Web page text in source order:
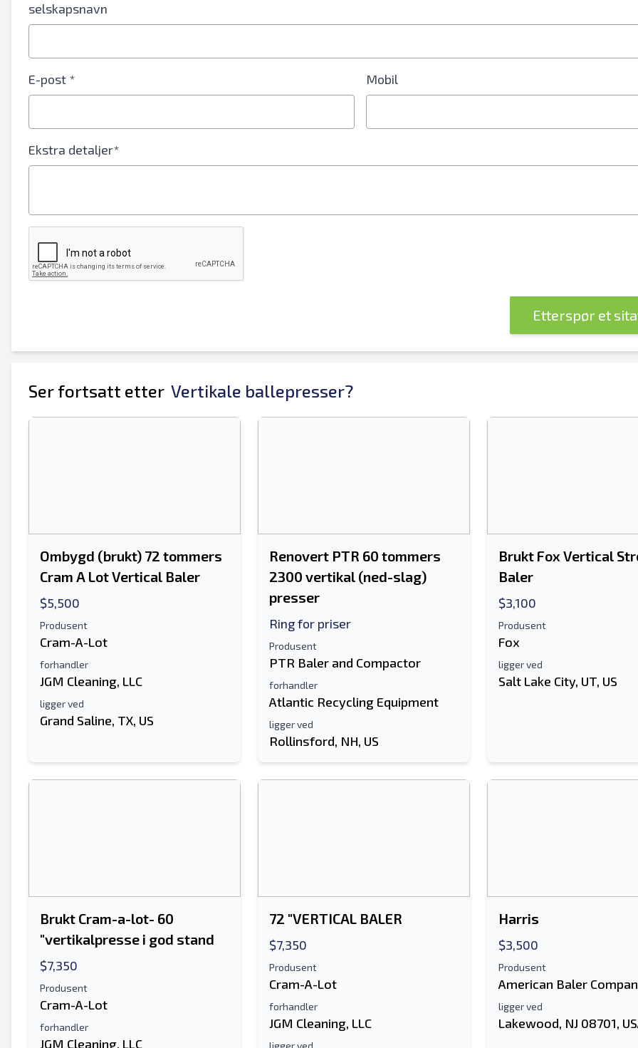
selskapsnavn
E-post * Mobil
Ekstra detaljer*
Etterspør et
Ser fortsatt etter Vertikale ballepresser?
Ombygd (brukt) 72 tommers
Cram A Lot Vertical Baler
$5,500
Produsent
Cram-A-Lot
forhandler
JGM Cleaning, LLC
ligger ved
Grand Saline, TX, US
Renovert PTR 60 tommers
2300 vertikal (ned-slag)
presser
Ring for priser
Produsent
PTR Baler and Compactor
forhandler
Atlantic Recycling Equipment
ligger ved
Rollinsford, NH, US
Brukt Fox Vertical
Baler
$3,100
Produsent
Fox
ligger ved
Salt Lake City, UT, US
Brukt Cram-a-lot- 60
"vertikalpresse i god stand
$7,350
Produsent
Cram-A-Lot
forhandler
JGM Cleaning, LLC
72 "VERTICAL BALER
$7,350
Produsent
Cram-A-Lot
forhandler
JGM Cleaning, LLC
ligger ved
Harris
$3,500
Produsent
American Baler
ligger ved
Lakewood, NJ 08701,
Tekstoppføring til mobilenhet
Ditt fulle navn
Tilleggsinformasjon